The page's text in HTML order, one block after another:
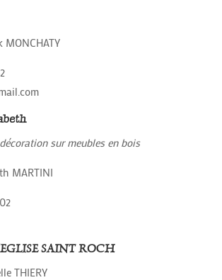
MONCHATY
sur meubles en bois
MARTINI
SAINT ROCH
THIERY